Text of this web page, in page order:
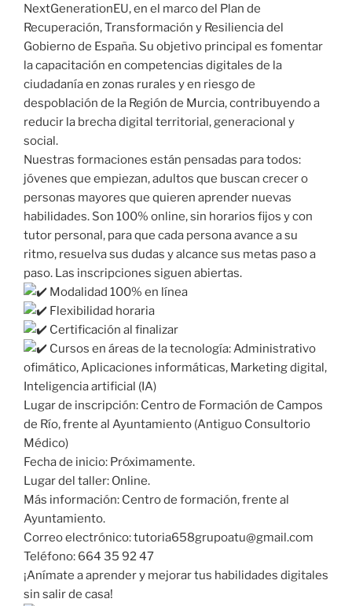
NextGenerationEU, en el marco del Plan de
Recuperación, Transformación y Resiliencia del
Gobierno de España. Su objetivo principal es fomentar
la capacitación en competencias digitales de la
ciudadanía en zonas rurales y en riesgo de
despoblación de la Región de Murcia, contribuyendo a
reducir la brecha digital territorial, generacional y
social.
Nuestras formaciones están pensadas para todos:
jóvenes que empiezan, adultos que buscan crecer o
personas mayores que quieren aprender nuevas
habilidades. Son 100% online, sin horarios fijos y con
tutor personal, para que cada persona avance a su
ritmo, resuelva sus dudas y alcance sus metas paso a
paso. Las inscripciones siguen abiertas.
Modalidad 100% en línea
Flexibilidad horaria
Certificación al finalizar
Cursos en áreas de la tecnología: Administrativo
ofimático, Aplicaciones informáticas, Marketing digital,
Inteligencia artificial (IA)
Lugar de inscripción: Centro de Formación de Campos
de Río, frente al Ayuntamiento (Antiguo Consultorio
Médico)
Fecha de inicio: Próximamente.
Lugar del taller: Online.
Más información: Centro de formación, frente al
Ayuntamiento.
Correo electrónico: tutoria658grupoatu@gmail.com
Teléfono: 664 35 92 47
¡Anímate a aprender y mejorar tus habilidades digitales
sin salir de casa!